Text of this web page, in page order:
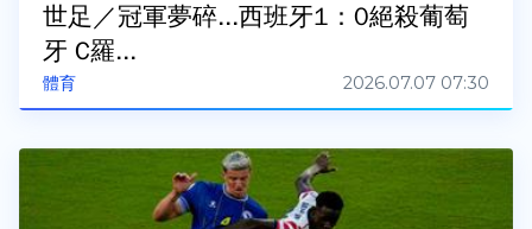
體育
世足／冠軍夢碎...西班牙1：0絕殺葡萄
牙 C羅...
2026.07.07 07:30